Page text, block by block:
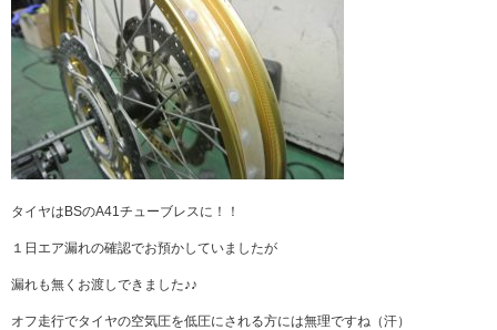
タイヤはBSのA41チューブレスに！！
１日エア漏れの確認でお預かしていましたが
漏れも無くお渡しできました♪♪
オフ走行でタイヤの空気圧を低圧にされる方には無理ですね（汗）